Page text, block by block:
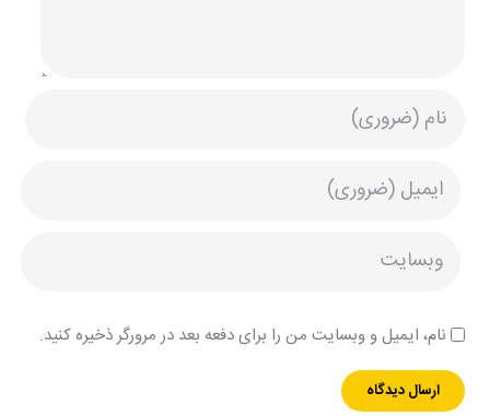
نام، ایمیل و وبسایت من را برای دفعه بعد در مرورگر ذخیره کنید.